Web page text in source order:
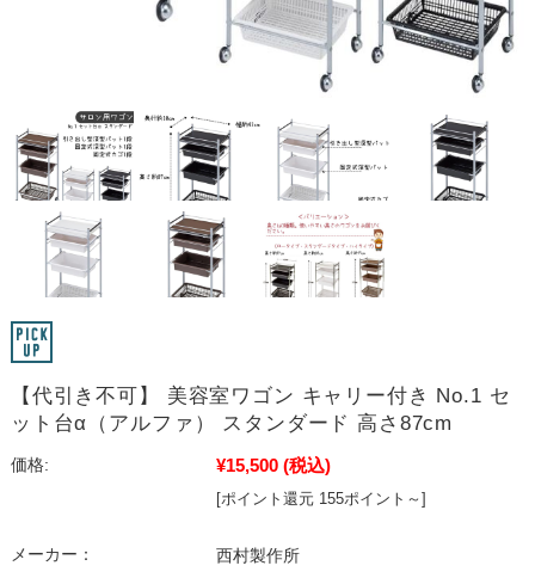
【代引き不可】 美容室ワゴン キャリー付き No.1 セ
ット台α（アルファ） スタンダード 高さ87cm
価格: ¥15,500 (税込)
[ポイント還元 155ポイント～]
メーカー：
西村製作所